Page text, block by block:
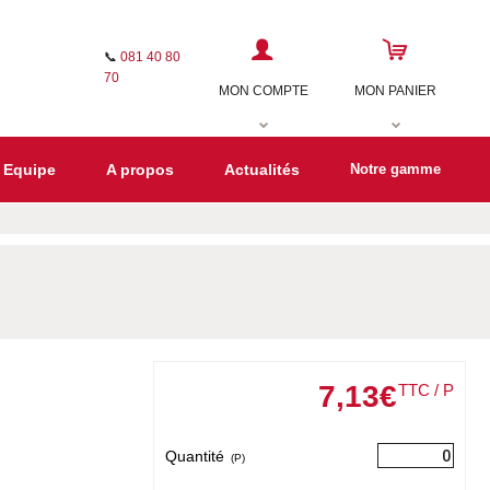
📞 081 40 80
70
MON COMPTE
MON PANIER
Equipe A propos Actualités Notre gamme
7,13€TTC / P
Quantité (P)